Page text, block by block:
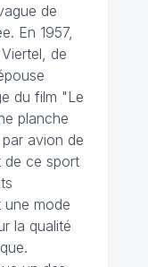
de
En 1957,
de
du film "Le
planche
avion de
de ce sport
mode
la qualité